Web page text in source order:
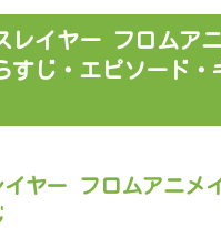
レイヤー フロムア
すじ・エピソード・
イヤー フロムアニメ